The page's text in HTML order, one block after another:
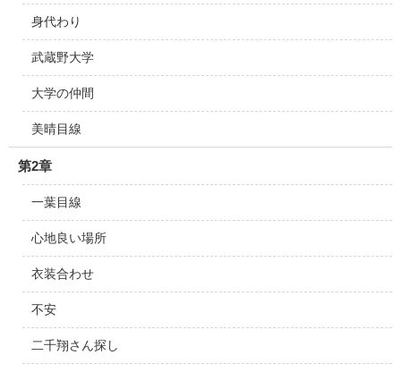
身代わり
武蔵野大学
大学の仲間
美晴目線
第2章
一葉目線
心地良い場所
衣装合わせ
不安
二千翔さん探し